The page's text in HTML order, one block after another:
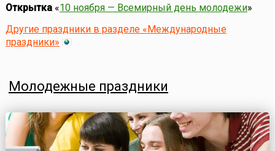
Открытка«10 ноября — Всемирный день молодежи»
Другие праздники в разделе «Международные
праздники»
Молодежные праздники